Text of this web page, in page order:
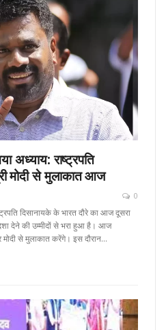
अध्याय: राष्ट्रपति
मोदी से मुलाकात आज
0
दिसानायके के भारत दौरे का आज दूसरा
देने की उम्मीदों से भरा हुआ है। आज
मोदी से मुलाकात करेंगे। इस दौरान…